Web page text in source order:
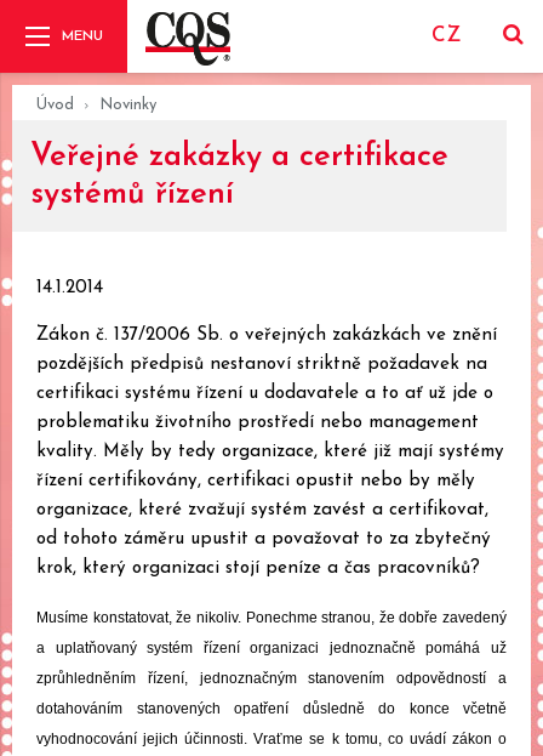
CZ
Úvod Novinky
Veřejné zakázky a certifikace
systémů řízení
14.1.2014
Zákon č. 137/2006 Sb. o veřejných zakázkách ve znění
pozdějších předpisů nestanoví striktně požadavek na
certifikaci systému řízení u dodavatele a to ať už jde o
problematiku životního prostředí nebo management
kvality. Měly by tedy organizace, které již mají systémy
řízení certifikovány, certifikaci opustit nebo by měly
organizace, které zvažují systém zavést a certifikovat,
od tohoto záměru upustit a považovat to za zbytečný
krok, který organizaci stojí peníze a čas pracovníků?
Musíme konstatovat, že nikoliv. Ponechme stranou, že dobře zavedený
a uplatňovaný systém řízení organizaci jednoznačně pomáhá už
zprůhledněním řízení, jednoznačným stanovením odpovědností a
dotahováním stanovených opatření důsledně do konce včetně
vyhodnocování jejich účinnosti. Vraťme se k tomu, co uvádí zákon o